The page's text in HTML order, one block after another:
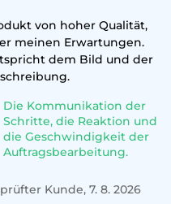
von hoher Qualität,
meinen Erwartungen.
dem Bild und der
Die Kommunikation der
Schritte, die Reaktion und
die Geschwindigkeit der
Auftragsbearbeitung.
Kunde, 7. 8. 2026